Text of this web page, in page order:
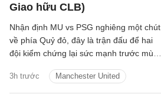
Giao hữu CLB)
3h trước Manchester United
Nhận định MU vs PSG nghiêng một chút
về phía Quỷ đỏ, đây là trận đấu để hai
đội kiểm chứng lại sức mạnh trước mùa